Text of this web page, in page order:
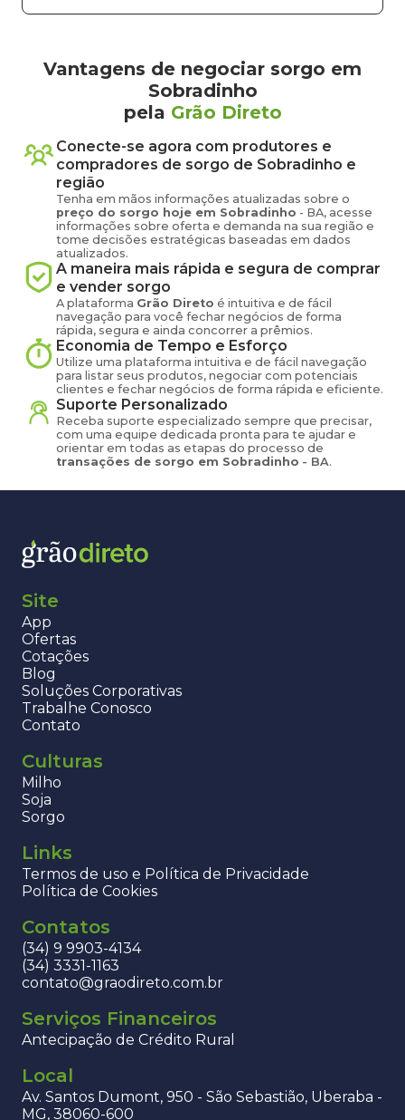
Vantagens de negociar sorgo em
Sobradinho
pela Grão Direto
Conecte-se agora com produtores e
compradores de sorgo de Sobradinho e
região
Tenha em mãos informações atualizadas sobre o
preço do sorgo hoje em Sobradinho - BA, acesse
informações sobre oferta e demanda na sua região e
tome decisões estratégicas baseadas em dados
atualizados.
A maneira mais rápida e segura de comprar
e vender sorgo
A plataforma Grão Direto é intuitiva e de fácil
navegação para você fechar negócios de forma
rápida, segura e ainda concorrer a prêmios.
Economia de Tempo e Esforço
Utilize uma plataforma intuitiva e de fácil navegação
para listar seus produtos, negociar com potenciais
clientes e fechar negócios de forma rápida e eficiente.
Suporte Personalizado
Receba suporte especializado sempre que precisar,
com uma equipe dedicada pronta para te ajudar e
orientar em todas as etapas do processo de
transações de sorgo em Sobradinho - BA.
Site
App
Ofertas
Cotações
Blog
Soluções Corporativas
Trabalhe Conosco
Contato
Culturas
Milho
Soja
Sorgo
Links
Termos de uso e Política de Privacidade
Política de Cookies
Contatos
(34) 9 9903-4134
(34) 3331-1163
contato@graodireto.com.br
Serviços Financeiros
Antecipação de Crédito Rural
Local
Av. Santos Dumont, 950 - São Sebastião, Uberaba -
MG, 38060-600